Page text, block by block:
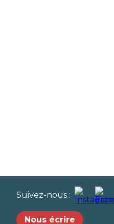
Suivez-nous :
Nous écrire